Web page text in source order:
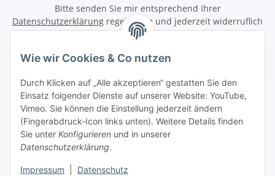
Wie wir Cookies & Co nutzen
Durch Klicken auf „Alle akzeptieren“ gestatten Sie den
Einsatz folgender Dienste auf unserer Website: YouTube,
Vimeo. Sie können die Einstellung jederzeit ändern
(Fingerabdruck-Icon links unten). Weitere Details finden
Sie unter Konfigurieren und in unserer
Datenschutzerklärung.
Impressum Datenschutz
Bitte senden Sie mir entsprechend Ihrer
Datenschutzerklärung regelmäßig und jederzeit widerruflich
Informationen zu Ihrem Produktsortiment per E-Mail zu.
Newsletter Abonnieren
Informationen
Gesetzliche Informationen